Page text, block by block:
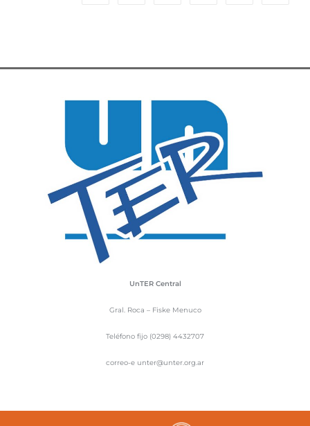
UnTER Central
Gral. Roca – Fiske Menuco
Teléfono fijo (0298) 4432707
correo-e unter@unter.org.ar